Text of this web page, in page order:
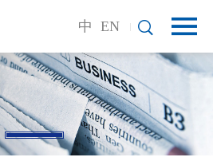
中 EN